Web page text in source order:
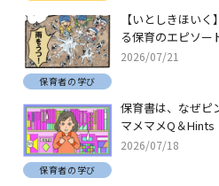
【いとしきほいく】#45 雨をうつ！
る保育のエピソー
2026/07/21
保育者の学び
保育書は、なぜピ
マメマメQ＆Hints
2026/07/18
保育者の学び